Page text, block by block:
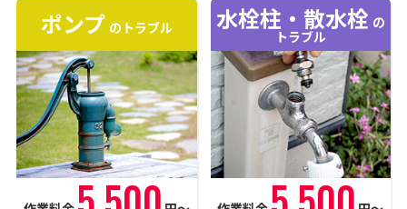
ポンプ のトラブル 水栓柱・散水栓 の
トラブル